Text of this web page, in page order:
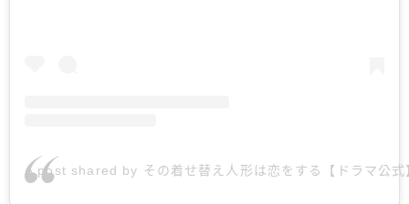
A post shared by その着せ替え人形は恋をする【ドラマ公